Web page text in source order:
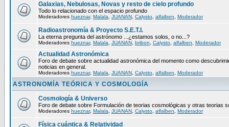
Galaxias, Nebulosas, Novas y resto de cielo profundo
Todo lo relacionado con el espacio profundo
Moderadores hueznar, Malala JUANAN Calysto alfalben Moderador
Radioastronomía & Proyecto S.E.T.I.
La eterna pregunta del astrónomo ...¿estamos solos, o no...?
Moderadores hueznar, Malala JUANAN bribon Calysto alfalben Moderador
Actualidad Astronómica
Foro de debate sobre actualidad astronómica del momento como
noticias en general.
Moderadores hueznar, Malala JUANAN Calysto alfalben Moderador
ASTRONOMÍA TEÓRICA Y COSMOLOGÍA
Cosmología & Universo
Foro de debate sobre Formulación de teorias cosmológicas y otras teorias
Moderadores hueznar, Malala JUANAN Calysto alfalben Moderador
Física cuántica & Relatividad